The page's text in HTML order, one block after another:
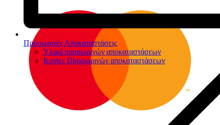
Προσωρινές Αποκαταστάσεις
Υλικά προσωρινών αποκαταστάσεων
Κονίες Προσωρινών αποκαταστάσεων